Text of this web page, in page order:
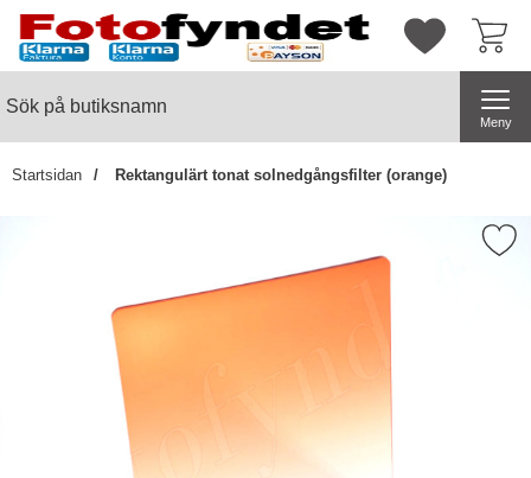
Startsidan för butiksnamn
Mina
Meny
Startsidan Rektangulärt tonat solnedgångsfilter (orange)
Markera rektangulärt tonat